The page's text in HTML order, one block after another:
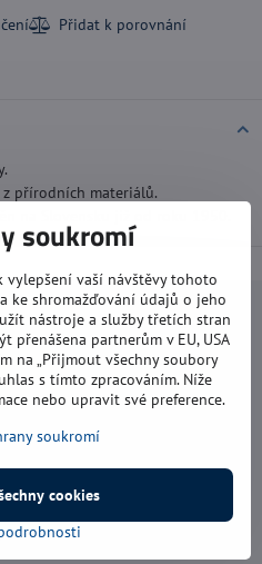
přírodních materiálů.
soukromí
vylepšení vaší návštěvy tohoto
ke shromažďování údajů o jeho
nástroje a služby třetích stran
přenášena partnerům v EU, USA
na „Přijmout všechny soubory
s tímto zpracováním. Níže
nebo upravit své preference.
soukromí
cookies